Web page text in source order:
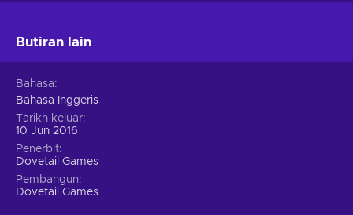
Butiran lain
Bahasa
Bahasa Inggeris
Tarikh keluar
10 Jun 2016
Penerbit
Dovetail Games
Pembangun
Dovetail Games